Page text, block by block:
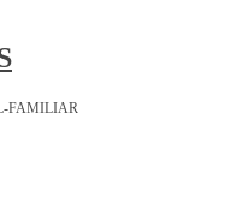
FAMILIAR